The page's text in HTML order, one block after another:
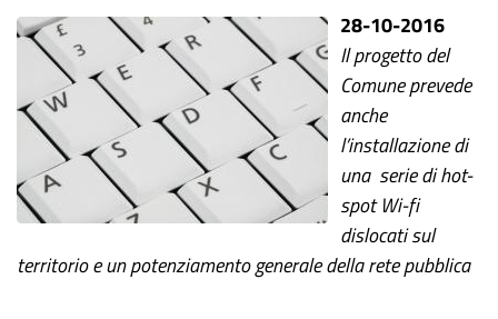
28-10-2016
Il progetto del
Comune prevede
anche
l’installazione di
una serie di hot-
spot Wi-fi
dislocati sul
territorio e un potenziamento generale della rete pubblica